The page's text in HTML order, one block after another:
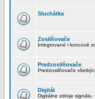
Sluchátka
Zosilňovače
Integrované i koncové
Predzosilňovače
Predzosilňovače
Digitál
Digitálne zdroje signálu.